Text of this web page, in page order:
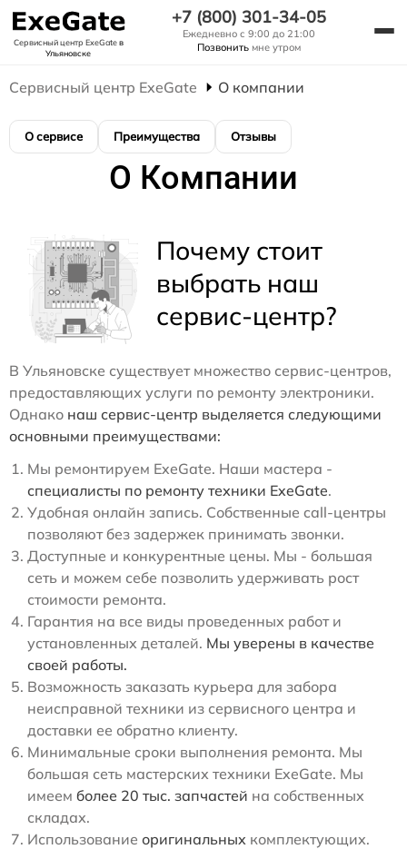
Сервисный центр ExeGateв
Ульяновске
+7 (800) 301-34-05
Ежедневно с 9:00 до 21:00
Позвонить мне утром
Сервисный центр ExeGate О компании
О сервисе Преимущества Отзывы
О Компании
Почему стоит
выбрать наш
сервис-центр?
В Ульяновске существует множество сервис-центров,
предоставляющих услуги по ремонту электроники.
Однако наш сервис-центр выделяется следующими
основными преимуществами:
Мы ремонтируем ExeGate. Наши мастера -
специалисты по ремонту техники ExeGate.
Удобная онлайн запись. Собственные call-центры
позволяют без задержек принимать звонки.
Доступные и конкурентные цены. Мы - большая
сеть и можем себе позволить удерживать рост
стоимости ремонта.
Гарантия на все виды проведенных работ и
установленных деталей. Мы уверены в качестве
своей работы.
Возможность заказать курьера для забора
неисправной техники из сервисного центра и
доставки ее обратно клиенту.
Минимальные сроки выполнения ремонта. Мы
большая сеть мастерских техники ExeGate. Мы
имеем более 20 тыс. запчастей на собственных
складах.
Использование оригинальных комплектующих.